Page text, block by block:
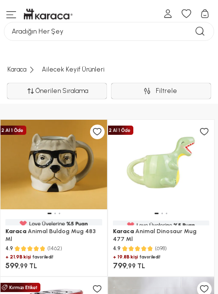
Aradığın Her Şey
Karaca Ailecek Keyif Ürünleri
Önerilen Sıralama Filtrele
Karaca Animal Buldog Mug 483
Ml
4.9 (1462)
+ 21.9B kişi favoriledi!
599,99 TL
KaracaAnimal Dinosaur Mug
477 Ml
4.9 (698)
+ 19.8B kişifavoriledi!
799,99 TL